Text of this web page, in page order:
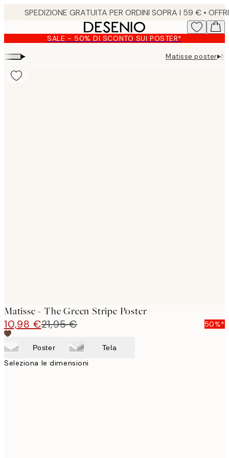
content.
SALE - 50% DI SCONTO SUI POSTER*
▸ Matisse poster▸
Matisse - The Green Stripe Poster
10,98 €21,95 € 50%*
Poster Tela
Seleziona le dimensioni